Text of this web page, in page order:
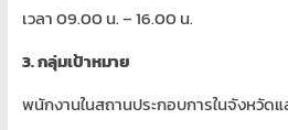
เว็บ
ทำ
เว็บไซต์
จด
เวลา 09.00 น. – 16.00 น.
3. กลุ่มเป้าหมาย
พนักงานในสถานประกอบการในจังหวัด